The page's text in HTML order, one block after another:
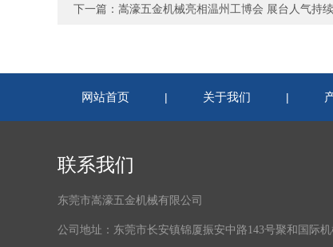
下一篇： 嵩濠五金机械亮相温州工博会 展台人气持
网站首页 | 关于我们 |
联系我们
东莞市嵩濠五金机械有限公司
公司地址：东莞市长安镇锦厦振安中路143号聚和国际